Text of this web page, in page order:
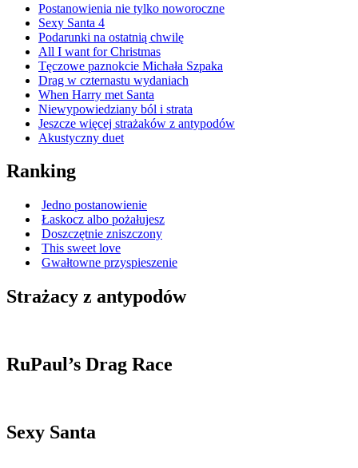
Postanowienia nie tylko noworoczne
Sexy Santa 4
Podarunki na ostatnią chwilę
All I want for Christmas
Tęczowe paznokcie Michała Szpaka
Drag w czternastu wydaniach
When Harry met Santa
Niewypowiedziany ból i strata
Jeszcze więcej strażaków z antypodów
Akustyczny duet
Ranking
Jedno postanowienie
Łaskocz albo pożałujesz
Doszczętnie zniszczony
This sweet love
Gwałtowne przyspieszenie
Strażacy z antypodów
RuPaul’s Drag Race
Sexy Santa